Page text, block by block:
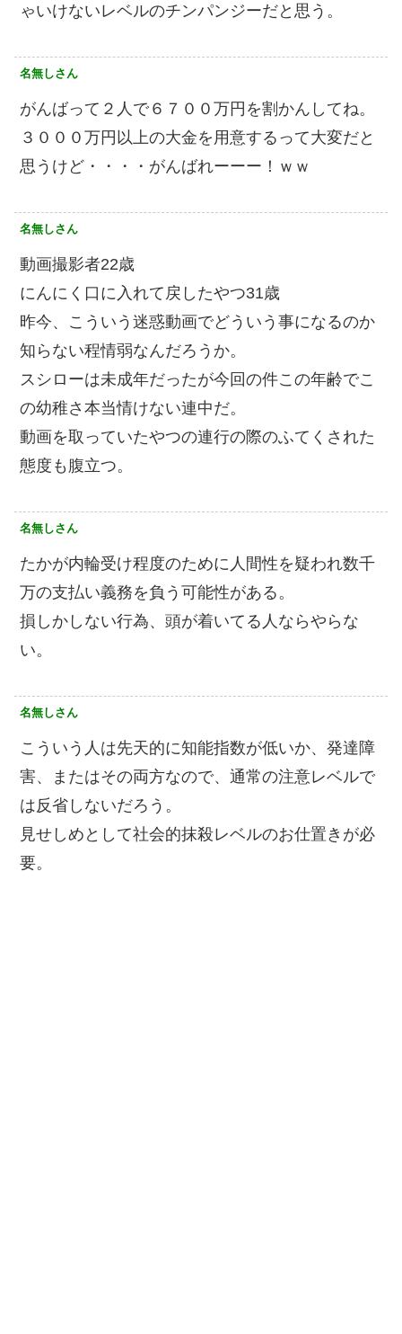
ゃいけないレベルのチンパンジーだと思う。
名無しさん
がんばって２人で６７００万円を割かんしてね。
３０００万円以上の大金を用意するって大変だと
思うけど・・・・がんばれーーー！ｗｗ
名無しさん
動画撮影者22歳
にんにく口に入れて戻したやつ31歳
昨今、こういう迷惑動画でどういう事になるのか
知らない程情弱なんだろうか。
スシローは未成年だったが今回の件この年齢でこ
の幼稚さ本当情けない連中だ。
動画を取っていたやつの連行の際のふてくされた
態度も腹立つ。
名無しさん
たかが内輪受け程度のために人間性を疑われ数千
万の支払い義務を負う可能性がある。
損しかしない行為、頭が着いてる人ならやらな
い。
名無しさん
こういう人は先天的に知能指数が低いか、発達障
害、またはその両方なので、通常の注意レベルで
は反省しないだろう。
見せしめとして社会的抹殺レベルのお仕置きが必
要。